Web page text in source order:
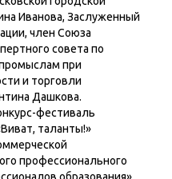
Иванова, Заслуженный
член Союза
совета по
при
и торговли
Дашкова.
фестиваль
таланты!»
профессионального